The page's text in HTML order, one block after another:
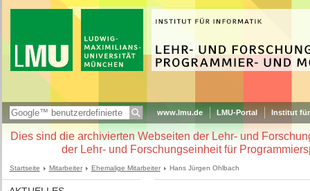
www.lmu.de LMU-Portal Institut
Dies sind die archivierten Webseiten der Lehr- und
der Lehr- und Forschungseinheit für
Startseite Mitarbeiter Ehemalige Mitarbeiter Hans Jürgen Ohlbach